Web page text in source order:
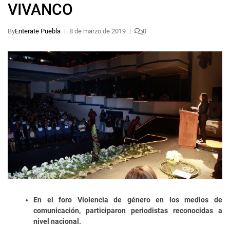
VIVANCO
ByEnterate Puebla 8 de marzo de 2019 0
En el foro Violencia de género en los medios de
comunicación, participaron periodistas reconocidas a
nivel nacional.